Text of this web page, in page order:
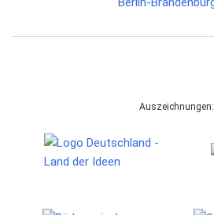
Auszeichnungen: